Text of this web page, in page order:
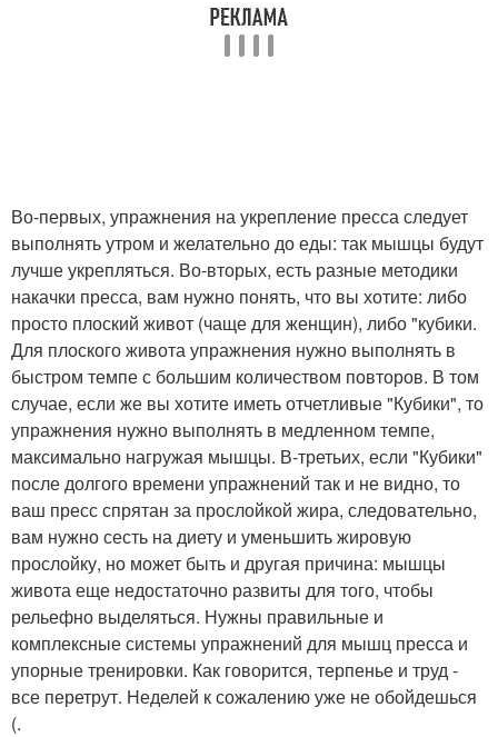
Во-первых, упражнения на укрепление пресса следует
выполнять утром и желательно до еды: так мышцы будут
лучше укрепляться. Во-вторых, есть разные методики
накачки пресса, вам нужно понять, что вы хотите: либо
просто плоский живот (чаще для женщин), либо "кубики.
Для плоского живота упражнения нужно выполнять в
быстром темпе с большим количеством повторов. В том
случае, если же вы хотите иметь отчетливые "Кубики", то
упражнения нужно выполнять в медленном темпе,
максимально нагружая мышцы. В-третьих, если "Кубики"
после долгого времени упражнений так и не видно, то
ваш пресс спрятан за прослойкой жира, следовательно,
вам нужно сесть на диету и уменьшить жировую
прослойку, но может быть и другая причина: мышцы
живота еще недостаточно развиты для того, чтобы
рельефно выделяться. Нужны правильные и
комплексные системы упражнений для мышц пресса и
упорные тренировки. Как говорится, терпенье и труд -
все перетрут. Неделей к сожалению уже не обойдешься
(.